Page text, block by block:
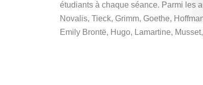
étudiants à chaque séance. Parmi les
Novalis, Tieck, Grimm, Goethe,
Emily Brontë, Hugo, Lamartine,